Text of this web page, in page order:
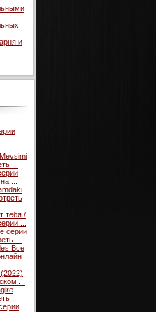
и
...
...
тебя /
...
серии
...
Все
...
...